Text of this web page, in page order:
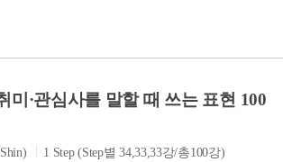
미·관심사를 말할 때 쓰는 표현 100
1 Step (Step별 34,33,33강/총100강)